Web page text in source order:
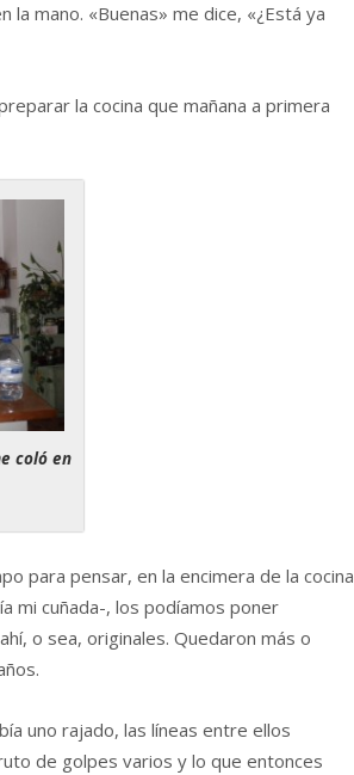
mano. «Buenas» me dice, «¿Está ya
la cocina que mañana a primera
coló en
para pensar, en la encimera de la cocina
mi cuñada-, los podíamos poner
o sea, originales. Quedaron más o
uno rajado, las líneas entre ellos
de golpes varios y lo que entonces